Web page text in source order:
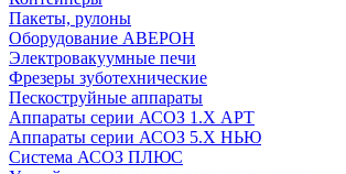
Пакеты, рулоны
Оборудование АВЕРОН
Электровакуумные печи
Фрезеры зуботехнические
Пескоструйные аппараты
Аппараты серии АСОЗ 1.Х АРТ
Аппараты серии АСОЗ 5.Х НЬЮ
Система АСОЗ ПЛЮС